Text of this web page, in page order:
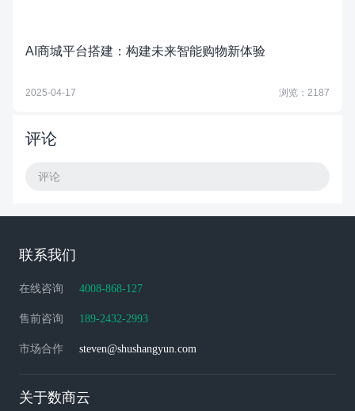
AI商城平台搭建：构建未来智能购物新体验
2025-04-17 浏览：2187
评论
评论
联系我们
在线咨询 4008-868-127
售前咨询 189-2432-2993
市场合作 steven@shushangyun.com
关于数商云